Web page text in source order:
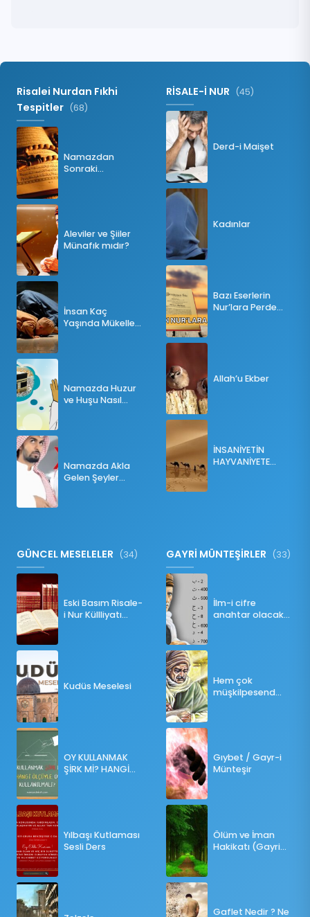
Risalei Nurdan Fıkhi
Tespitler (68)
Namazdan
Sonraki
Aleviler ve Şiiler
Münafık mıdır?
İnsan Kaç
Yaşında Mükellef
Namazda Huzur
ve Huşu Nasıl
Namazda Akla
Gelen Şeyler
RİSALE-İ NUR (45)
Derd-i Maişet
Kadınlar
Bazı Eserlerin
Nur’lara Perde
Allah’u Ekber
İNSANİYETİN
HAYVANİYETE
GÜNCEL MESELELER (34)
Eski Basım Risale-
i Nur Küllliyatı
Kudüs Meselesi
OY KULLANMAK
ŞİRK Mİ? HANGİ
Yılbaşı Kutlaması
Sesli Ders
GAYRİ MÜNTEŞİRLER (33)
İlm-i cifre
anahtar olacak
Hem çok
müşkilpesend
Gıybet / Gayr-i
Münteşir
Ölüm ve İman
Hakikatı (Gayri
Gaflet Nedir ? Ne